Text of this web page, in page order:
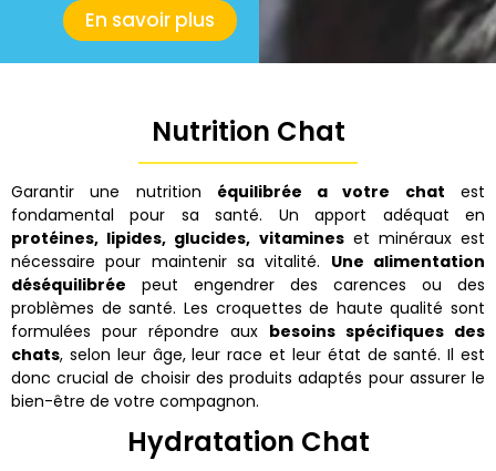
En savoir plus
Nutrition Chat
Garantir une nutrition équilibrée a votre chat est
fondamental pour sa santé. Un apport adéquat en
protéines, lipides, glucides, vitamineset minéraux est
nécessaire pour maintenir sa vitalité. Une alimentation
déséquilibrée peut engendrer des carences ou des
problèmes de santé. Les croquettes de haute qualité sont
formulées pour répondre aux besoins spécifiques des
chats, selon leur âge, leur race et leur état de santé. Il est
donc crucial de choisir des produits adaptés pour assurer le
bien-être de votre compagnon.
Hydratation Chat